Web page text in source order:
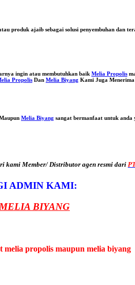
produk ajaib sebagai solusi penyembuhan dan
ingin atau membutuhkan baik Melia Propolis
Propolis Dan Melia Biyang Kami Juga
Melia Biyang sangat bermanfaat untuk
kami Member/ Distributor agen resmi dari
ADMIN KAMI:
BIYANG
propolis maupun melia biyang